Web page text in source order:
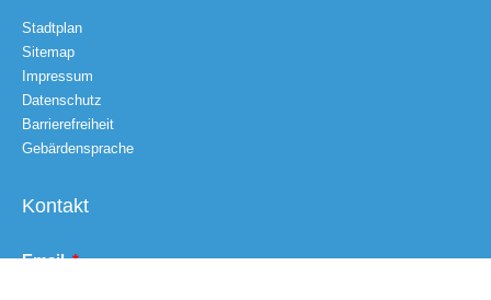
Stadtplan
Sitemap
Impressum
Datenschutz
Barrierefreiheit
Gebärdensprache
Kontakt
Email